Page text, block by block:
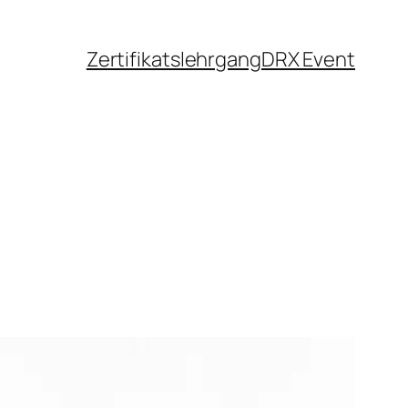
ZertifikatslehrgangDRX Event